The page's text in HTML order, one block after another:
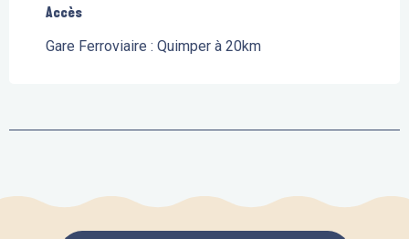
Accès
Accès
Gare Ferroviaire : Quimper à 20km